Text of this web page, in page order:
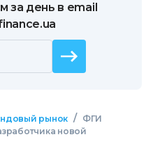
за день в email
рынок /
ФГИ
новой